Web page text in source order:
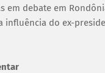
debate em
influência do ex-